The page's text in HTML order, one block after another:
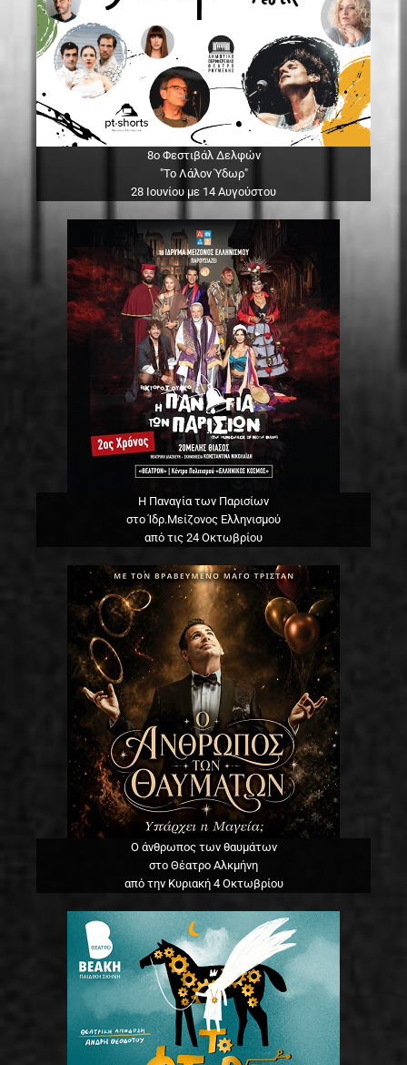
8ο Φεστιβάλ Δελφών
"Το Λάλον Ύδωρ"
28 Ιουνίου με 14 Αυγούστου
Η Παναγία των Παρισίων
στο Ίδρ.Μείζονος Ελληνισμού
από τις 24 Οκτωβρίου
Ο άνθρωπος των θαυμάτων
στο Θέατρο Αλκμήνη
από την Κυριακή 4 Οκτωβρίου